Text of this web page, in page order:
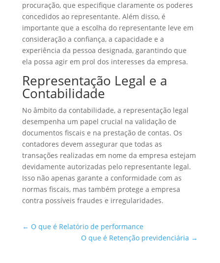
procuração, que especifique claramente os poderes
concedidos ao representante. Além disso, é
importante que a escolha do representante leve em
consideração a confiança, a capacidade e a
experiência da pessoa designada, garantindo que
ela possa agir em prol dos interesses da empresa.
Representação Legal e a
Contabilidade
No âmbito da contabilidade, a representação legal
desempenha um papel crucial na validação de
documentos fiscais e na prestação de contas. Os
contadores devem assegurar que todas as
transações realizadas em nome da empresa estejam
devidamente autorizadas pelo representante legal.
Isso não apenas garante a conformidade com as
normas fiscais, mas também protege a empresa
contra possíveis fraudes e irregularidades.
← O que é Relatório de performance
O que é Retenção previdenciária →